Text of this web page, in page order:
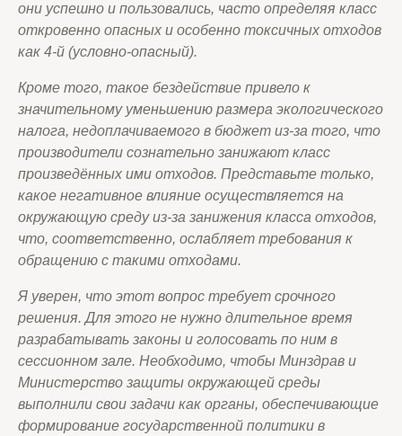
они успешно и пользовались, часто определяя класс
откровенно опасных и особенно токсичных отходов
как 4-й (условно-опасный).
Кроме того, такое бездействие привело к
значительному уменьшению размера экологического
налога, недоплачиваемого в бюджет из-за того, что
производители сознательно занижают класс
произведённых ими отходов. Представьте только,
какое негативное влияние осуществляется на
окружающую среду из-за занижения класса отходов,
что, соответственно, ослабляет требования к
обращению с такими отходами.
Я уверен, что этот вопрос требует срочного
решения. Для этого не нужно длительное время
разрабатывать законы и голосовать по ним в
сессионном зале. Необходимо, чтобы Минздрав и
Министерство защиты окружающей среды
выполнили свои задачи как органы, обеспечивающие
формирование государственной политики в